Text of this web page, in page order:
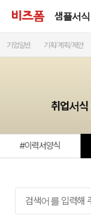
샘플서식
기업일반 기획/계획/제안
취업서식
#이력서양식